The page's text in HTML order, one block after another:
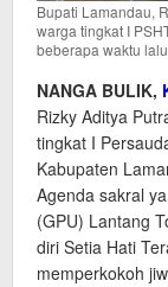
Bupati Lamandau,
warga tingkat I
beberapa waktu
NANGA BULIK,
Rizky Aditya
tingkat I
Kabupaten
Agenda sakral
(GPU) Lantang
diri Setia Hati
memperkokoh